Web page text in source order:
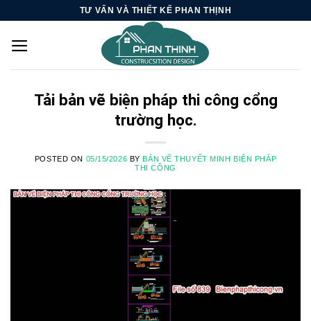
content
TƯ VẤN VÀ THIẾT KẾ PHAN THỊNH
Tải bản vẽ biện pháp thi công cổng
trường học.
POSTED ON 05/15/2026 BYBẢN VẼ THUYẾT MINH BIỆN PHÁP
THI CÔNG